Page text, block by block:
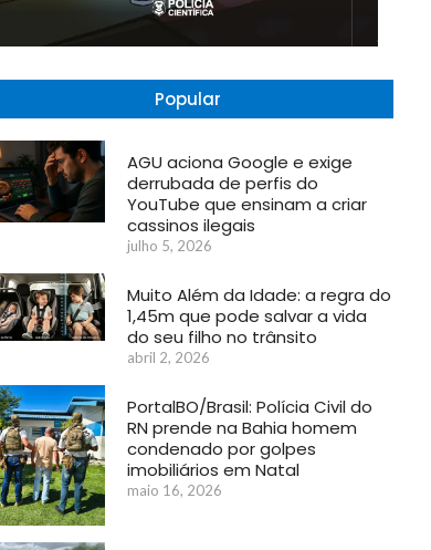
Popular
AGU aciona Google e exige
derrubada de perfis do
YouTube que ensinam a criar
cassinos ilegais
julho 5, 2026
Muito Além da Idade: a regra do
1,45m que pode salvar a vida
do seu filho no trânsito
abril 2, 2026
PortalBO/Brasil: Polícia Civil do
RN prende na Bahia homem
condenado por golpes
imobiliários em Natal
maio 16, 2026